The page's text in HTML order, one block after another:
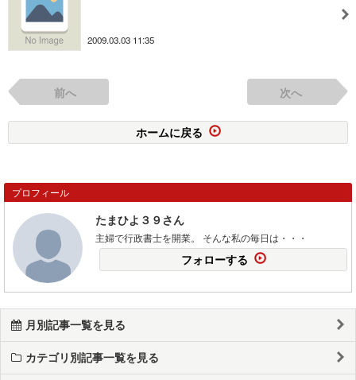
2009.03.03 11:35
前へ 次へ
ホームに戻る
プロフィール
たまひよ３９さん
主婦で行政書士を開業。 そんな私の毎日は・・・
フォローする
月別記事一覧を見る
カテゴリ別記事一覧を見る